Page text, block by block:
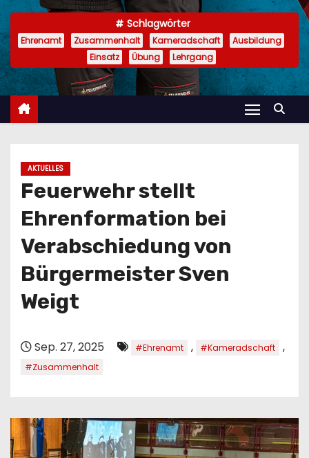
n
Schlagwörter
Ehrenamt Zusammenhalt Kameradschaft
Ausbildung
Einsatz
Übung Lehrgang
AKTUELLES
Feuerwehr stellt
Ehrenformation bei
Verabschiedung von
Bürgermeister Sven
Weigt
Sep. 27, 2025 #Ehrenamt , #Kameradschaft ,
#Zusammenhalt